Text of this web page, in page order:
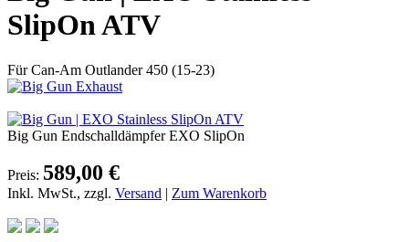
SlipOn ATV
Für Can-Am Outlander 450 (15-23)
Big Gun Endschalldämpfer EXO SlipOn
Preis: 589,00 €
Inkl. MwSt., zzgl. Versand | Zum Warenkorb